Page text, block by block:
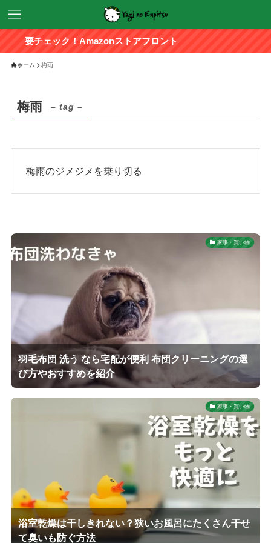
要チェック！Amazonストアフロント
ホーム 梅雨
梅雨 – tag –
梅雨のジメジメを乗り切る
家事・買い物
羽毛布団 洗う なら宅配が便利 布団クリーニングの選
び方やおすすめを紹介
家事・買い物
浴室乾燥は干しきれない？狭いお風呂にたくさん干せ
て臭いも防ぐ方法